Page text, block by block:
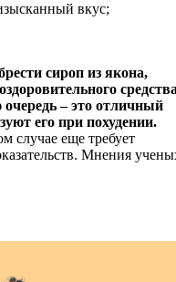
вкус;
сироп из якона,
– это отличный
его при похудении.
случае еще требует
Мнения